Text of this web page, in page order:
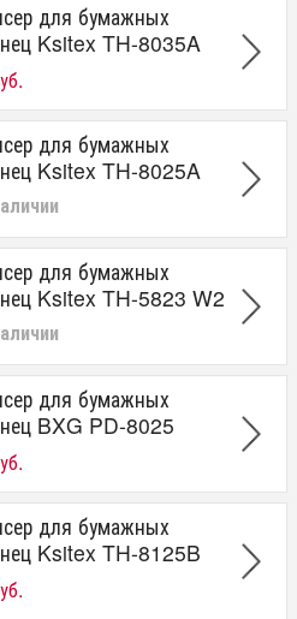
для бумажных
Ksitex TH-8035A
для бумажных
Ksitex TH-8025A
для бумажных
Ksitex TH-5823 W2
для бумажных
BXG PD-8025
для бумажных
Ksitex TH-8125B